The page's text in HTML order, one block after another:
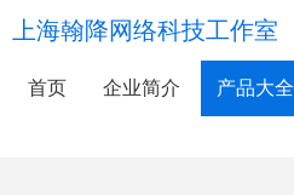
上海翰降网络科技工作室
首页 企业简介 产品大全